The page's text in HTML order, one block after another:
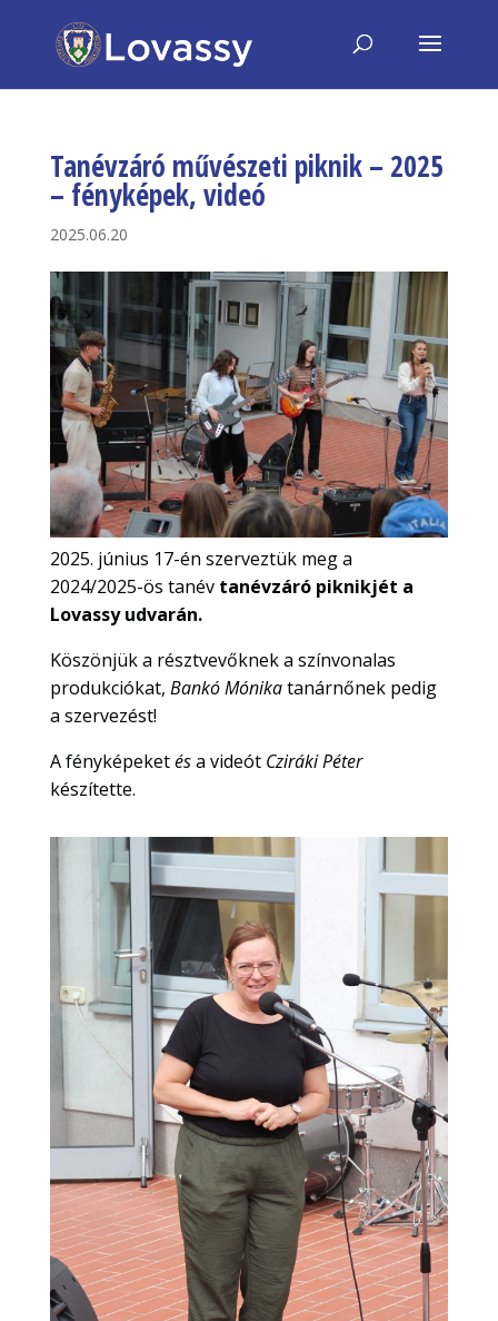
Tanévzáró művészeti piknik – 2025
– fényképek, videó
2025.06.20
2025. június 17-én szerveztük meg a
2024/2025-ös tanév tanévzáró piknikjét a
Lovassy udvarán.
Köszönjük a résztvevőknek a színvonalas
produkciókat, Bankó Mónikatanárnőnek pedig
a szervezést!
A fényképeketésa videót Cziráki Péter
készítette.